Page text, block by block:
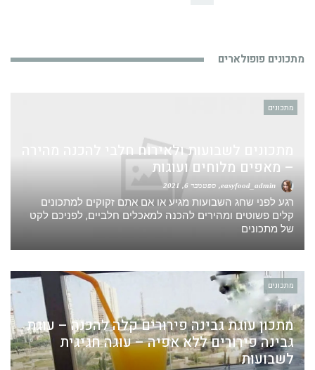
מתכונים פופולארים
מתכונים
מתכונים לשבועות ולאירוח חלבי להכנה מהירה
– מאפים מלוחים ועוגות
ספטמבר 6, 2021
רגע לפני שחג השבועות מגיע או אם אתם זקוקים למתכונים
קלים פשוטים ומהירים להכנה למאכלים חלביים, לפניכם לקט
של מתכונים
מתכונים
מתכון עוגת גבינה פירורים קלה להכנה – עוגת
גבינה פירורים ללא אפיה – עוגה חגיגית
לשבועות